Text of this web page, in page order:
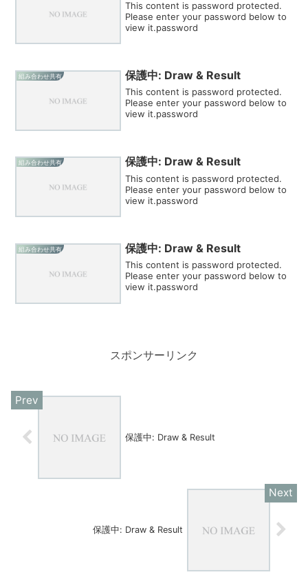
This content is password protected.
Please enter your password below to
view it.password
組み合わせ共有 保護中: Draw & Result
This content is password protected.
Please enter your password below to
view it.password
組み合わせ共有 保護中: Draw & Result
This content is password protected.
Please enter your password below to
view it.password
組み合わせ共有 保護中: Draw & Result
This content is password protected.
Please enter your password below to
view it.password
スポンサーリンク
保護中: Draw & Result
保護中: Draw & Result